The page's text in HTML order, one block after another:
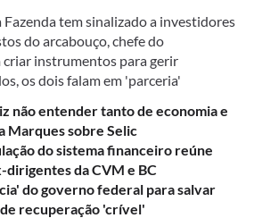
tem sinalizado a investidores
do arcabouço, chefe do
criar instrumentos para gerir
os dois falam em 'parceria'
não entender tanto de economia e
Marques sobre Selic
do sistema financeiro reúne
dirigentes da CVM e BC
do governo federal para salvar
recuperação 'crível'